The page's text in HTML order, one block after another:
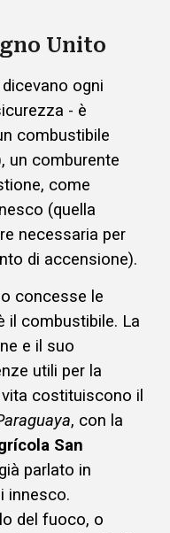
Unito
ogni
- è
combustibile
un comburente
come
(quella
necessaria per
di accensione).
concesse le
il combustibile. La
e il suo
utili per la
costituiscono il
, con la
San
parlato in
innesco.
del fuoco, o